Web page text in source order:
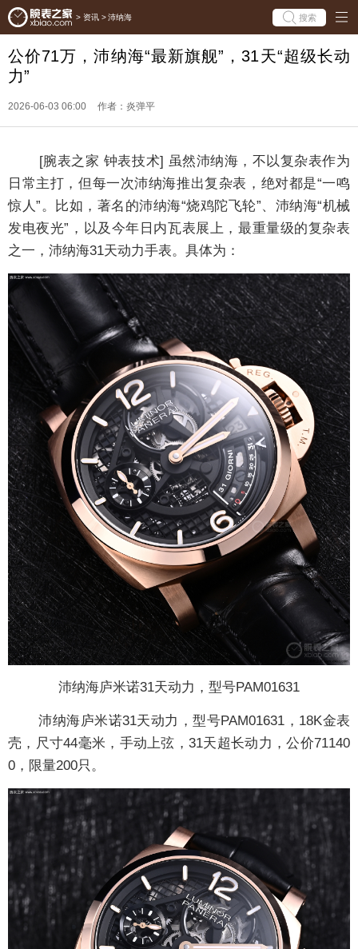
> 资讯 > 沛纳海 搜索
公价71万，沛纳海“最新旗舰”，31天“超级长动
力”
2026-06-03 06:00 作者：炎弹平
[腕表之家 钟表技术] 虽然沛纳海，不以复杂表作为
日常主打，但每一次沛纳海推出复杂表，绝对都是“一鸣
惊人”。比如，著名的沛纳海“烧鸡陀飞轮”、沛纳海“机械
发电夜光”，以及今年日内瓦表展上，最重量级的复杂表
之一，沛纳海31天动力手表。具体为：
沛纳海庐米诺31天动力，型号PAM01631
沛纳海庐米诺31天动力，型号PAM01631，18K金表
壳，尺寸44毫米，手动上弦，31天超长动力，公价71140
0，限量200只。